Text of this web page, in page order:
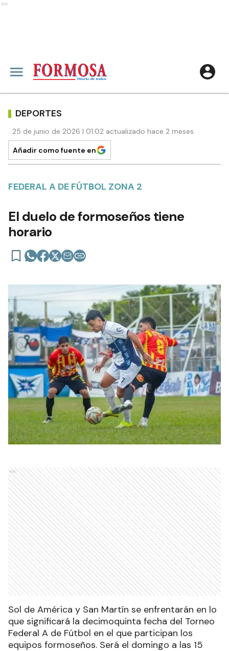
Ads
DEPORTES
25 de junio de 2026 | 01:02 actualizado hace 2 meses
Añadir como fuente en
FEDERAL A DE FÚTBOL ZONA 2
El duelo de formoseños tiene
horario
Ads
Sol de América y San Martín se enfrentarán en lo
que significará la decimoquinta fecha del Torneo
Federal A de Fútbol en el que participan los
equipos formoseños. Será el domingo a las 15